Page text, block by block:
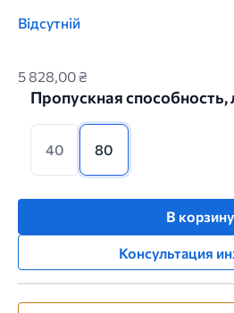
Відсутній
5 828,00 ₴
Пропускная
40 80
В корзину
Консультация